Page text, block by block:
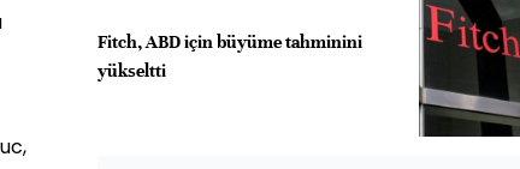
Fitch, ABD için büyüme tahminini
yükseltti